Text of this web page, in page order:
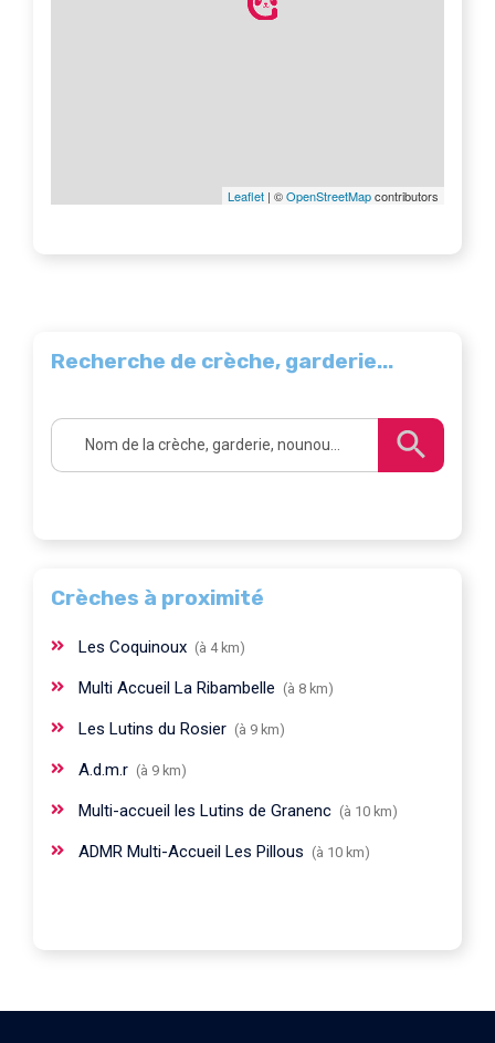
Leaflet | ©OpenStreetMapcontributors
Recherche de crèche, garderie...
Crèches à proximité
Les Coquinoux (à 4 km)
Multi Accueil La Ribambelle (à 8 km)
Les Lutins du Rosier (à 9 km)
A.d.m.r (à 9 km)
Multi-accueil les Lutins de Granenc (à 10 km)
ADMR Multi-Accueil Les Pillous (à 10 km)